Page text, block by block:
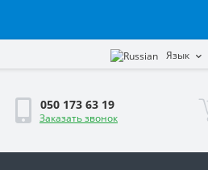
Язык
050 173 63 19
Заказать звонок